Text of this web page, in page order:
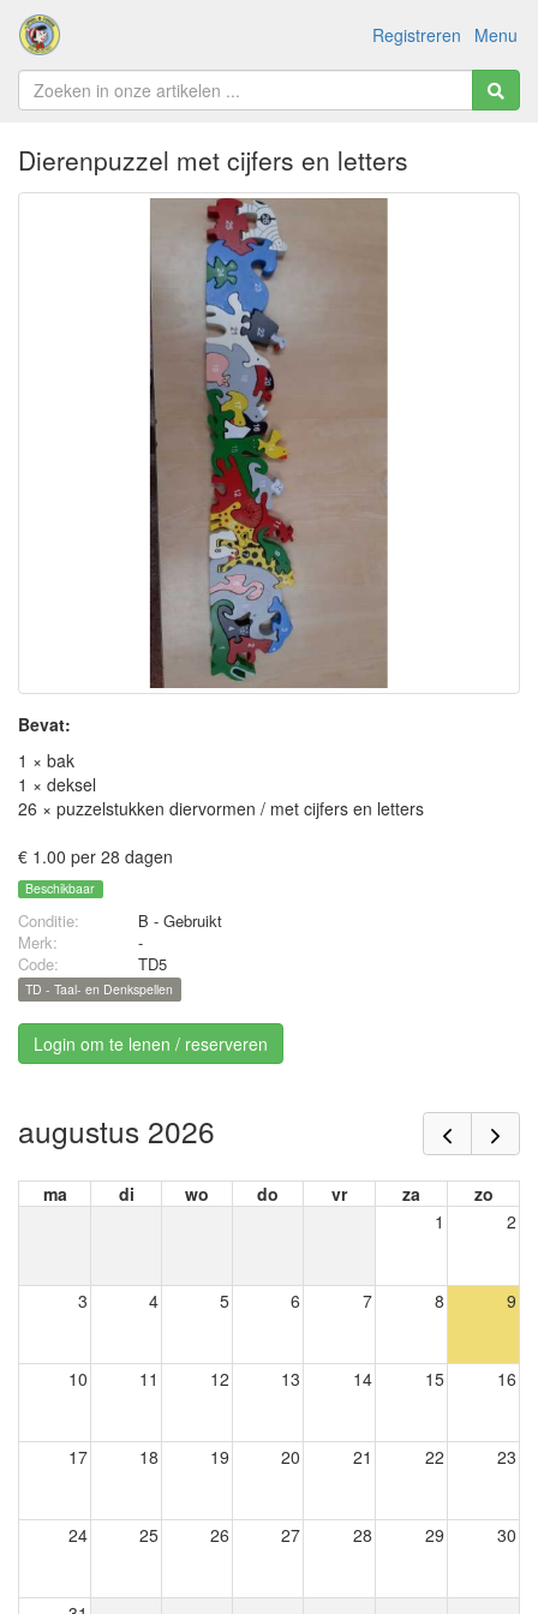
Menu
Registreren
Dierenpuzzel met cijfers en letters
Bevat:
1 × bak
1 × deksel
26 × puzzelstukken diervormen / met cijfers en letters
€ 1.00 per 28 dagen
Beschikbaar
Conditie:
B - Gebruikt
Merk:
-
Code:
TD5
TD - Taal- en Denkspellen
Login om te lenen / reserveren
augustus 2026
ma di wo do vr za
zo
1
2
3 4 5 6 7 8 9
10 11 12 13 14 15 16
17 18 19 20 21 22 23
24 25 26 27 28 29 30